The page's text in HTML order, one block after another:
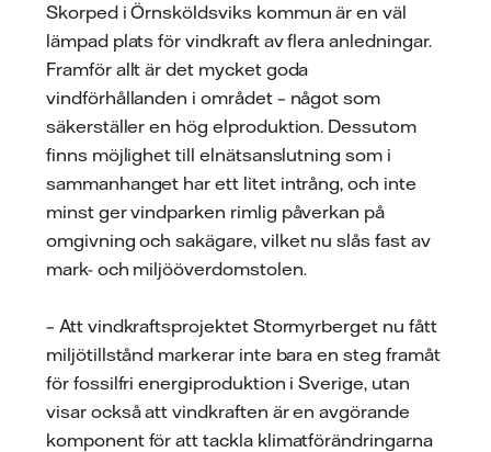
Skorped i Örnsköldsviks kommun är en väl
lämpad plats för vindkraft av flera anledningar.
Framför allt är det mycket goda
vindförhållanden i området – något som
säkerställer en hög elproduktion. Dessutom
finns möjlighet till elnätsanslutning som i
sammanhanget har ett litet intrång, och inte
minst ger vindparken rimlig påverkan på
omgivning och sakägare, vilket nu slås fast av
mark- och miljööverdomstolen.
– Att vindkraftsprojektet Stormyrberget nu fått
miljötillstånd markerar inte bara en steg framåt
för fossilfri energiproduktion i Sverige, utan
visar också att vindkraften är en avgörande
komponent för att tackla klimatförändringarna